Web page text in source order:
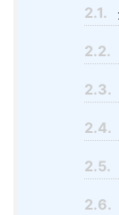
2.1.
2.2.
2.3.
2.4.
2.5.
2.6.